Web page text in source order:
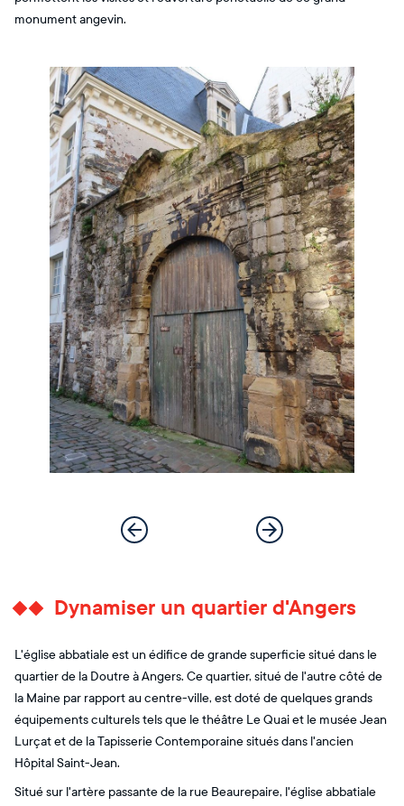
monument angevin.
Dynamiser un quartier d'Angers
L'église abbatiale est un édifice de grande superficie situé dans le
quartier de la Doutre à Angers. Ce quartier, situé de l'autre côté de
la Maine par rapport au centre-ville, est doté de quelques grands
équipements culturels tels que le théâtre Le Quai et le musée Jean
Lurçat et de la Tapisserie Contemporaine situés dans l'ancien
Hôpital Saint-Jean.
Situé sur l'artère passante de la rue Beaurepaire, l'église abbatiale